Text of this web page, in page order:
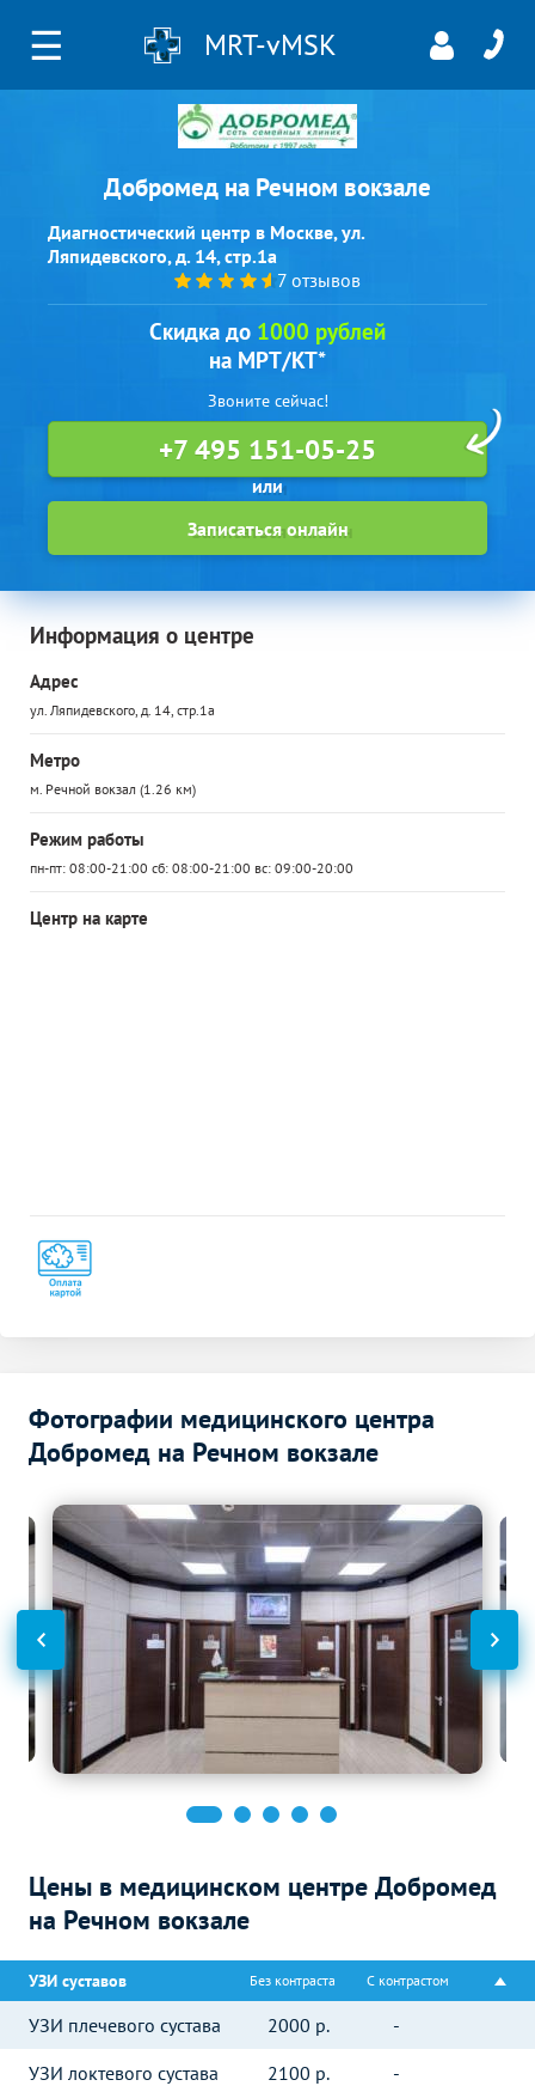
☰ MRT-vMSK
Добромед на Речном вокзале
Диагностический центр в Москве, ул.
Ляпидевского, д. 14, стр.1а
7 отзывов
Скидка до 1000 рублей
на МРТ/КТ*
Звоните сейчас!
+7 495 151-05-25
Записаться онлайн
Информация о центре
Адрес
ул. Ляпидевского, д. 14, стр.1а
Метро
м. Речной вокзал (1.26 км)
Режим работы
пн-пт: 08:00-21:00 сб: 08:00-21:00 вс: 09:00-20:00
Центр на карте
Фотографии медицинского центра
Добромед на Речном вокзале
Цены в медицинском центре Добромед
на Речном вокзале
УЗИ суставов Без контраста С контрастом
УЗИ плечевого сустава 2000 р.
-
УЗИ локтевого сустава
2100 р.
-